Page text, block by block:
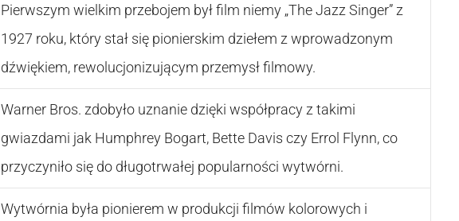
Pierwszym wielkim przebojem był film niemy „The Jazz Singer” z
1927 roku, który stał się pionierskim dziełem z wprowadzonym
dźwiękiem, rewolucjonizującym przemysł filmowy.
Warner Bros. zdobyło uznanie dzięki współpracy z takimi
gwiazdami jak Humphrey Bogart, Bette Davis czy Errol Flynn, co
przyczyniło się do długotrwałej popularności wytwórni.
Wytwórnia była pionierem w produkcji filmów kolorowych i